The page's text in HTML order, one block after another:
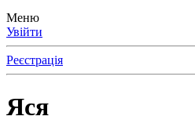
Меню
Увійти
Реєстрація
Яся